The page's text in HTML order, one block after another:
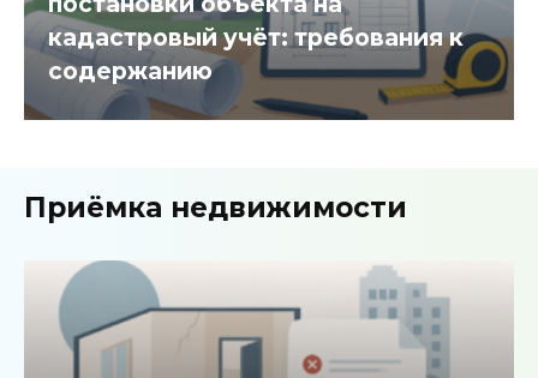
кадастровый учёт: требования к
содержанию
Приёмка недвижимости